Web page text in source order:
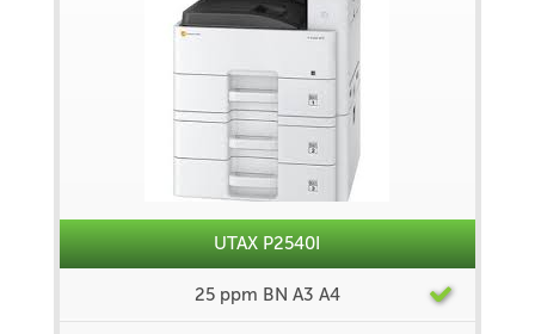
UTAX P2540I
25 ppm BN A3 A4